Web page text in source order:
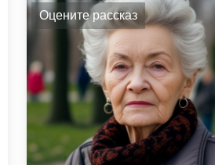
Оцените рассказ